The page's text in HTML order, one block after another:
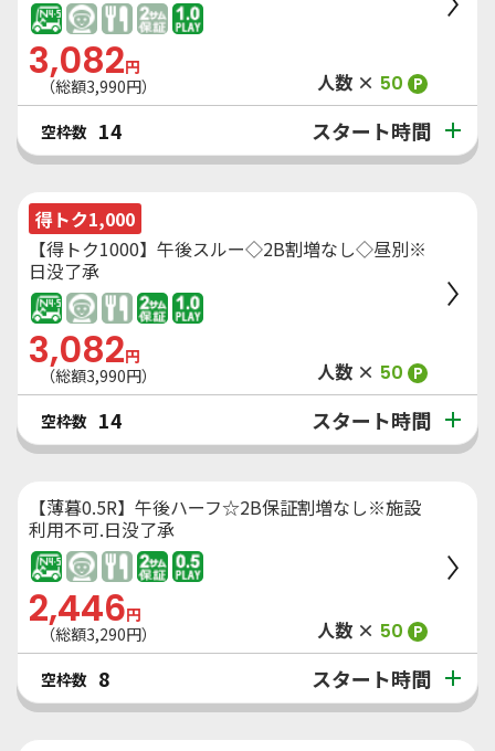
3,082円
（総額3,990円） 人数 × 50 P
空枠数 14 スタート時間
得トク1,000
【得トク1000】午後スルー◇2B割増なし◇昼別※
日没了承
3,082円
（総額3,990円） 人数 × 50 P
空枠数 14 スタート時間
【薄暮0.5R】午後ハーフ☆2B保証割増なし※施設
利用不可.日没了承
2,446円
（総額3,290円） 人数 × 50 P
空枠数 8 スタート時間